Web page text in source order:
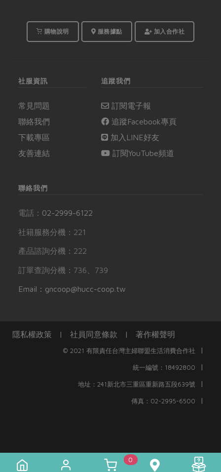
購物說明 服務據點 加入合作社
社服資訊
常見問題
聯絡我們
下載專區
友善連結
追蹤我們
訂閱電子報
追蹤Facebook專頁
加入LINE好友
訂閱YouTube頻道
聯絡我們
電話： 02-2999-6122
社籍服務分機：221
產品諮詢分機：222
訂單查詢分機：736、739
Email：gncoop@hucc-coop.tw
隱私權政策 | 社員同意條款 | 著作權聲明
© 2021 有限責任台灣主婦聯盟生活消費合作社 |
統一編號：18492800 |
地址：241新北市三重區重新路五段639號 |
傳真：02-2995-6500 |
0